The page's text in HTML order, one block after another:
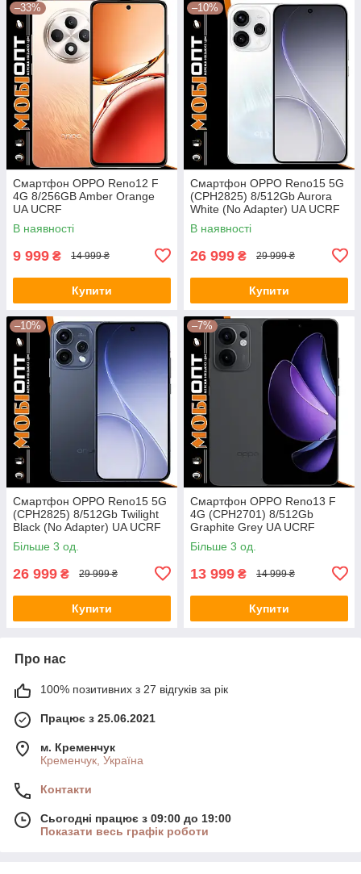
–33%
Смартфон OPPO Reno12 F
4G 8/256GB Amber Orange
UA UCRF
В наявності
9 999 ₴ 14 999 ₴
Купити
–10%
Смартфон OPPO Reno15 5G
(CPH2825) 8/512Gb Aurora
White (No Adapter) UA UCRF
В наявності
26 999 ₴ 29 999 ₴
Купити
–10%
Смартфон OPPO Reno15 5G
(CPH2825) 8/512Gb Twilight
Black (No Adapter) UA UCRF
Більше 3 од.
26 999 ₴ 29 999 ₴
Купити
–7%
Смартфон OPPO Reno13 F
4G (CPH2701) 8/512Gb
Graphite Grey UA UCRF
Більше 3 од.
13 999 ₴ 14 999 ₴
Купити
Про нас
100% позитивних з 27 відгуків за рік
Працює з 25.06.2021
м. Кременчук
Кременчук, Україна
Контакти
Сьогодні працює з 09:00 до 19:00
Показати весь графік роботи